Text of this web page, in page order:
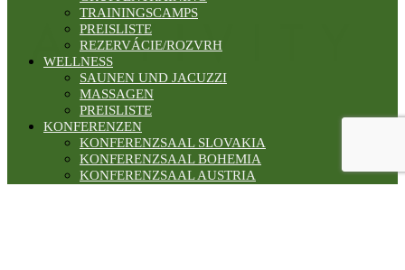
TRAININGSCAMPS
PREISLISTE
REZERVÁCIE/ROZVRH
WELLNESS
SAUNEN UND JACUZZI
MASSAGEN
PREISLISTE
KONFERENZEN
KONFERENZSAAL SLOVAKIA
KONFERENZSAAL BOHEMIA
KONFERENZSAAL AUSTRIA